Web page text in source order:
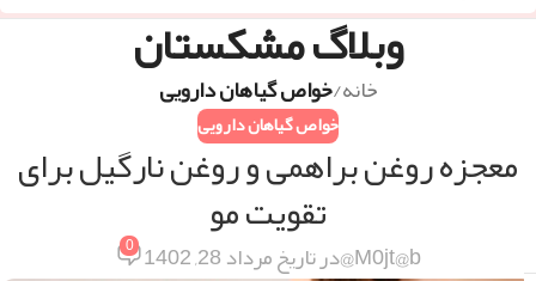
وبلاگ مشکستان
خانه/خواص گیاهان دارویی
خواص گیاهان دارویی
معجزه روغن براهمی و روغن نارگیل برای
تقویت مو
M0jt@b@ در تاریخ مرداد 28, 1402 0